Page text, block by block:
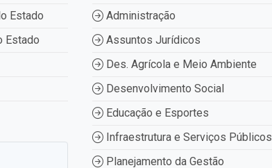
Estado
Estado
Administração
Assuntos Jurídicos
Des. Agrícola e Meio Ambiente
Desenvolvimento Social
Educação e Esportes
Infraestrutura e Serviços Públicos
Planejamento da Gestão